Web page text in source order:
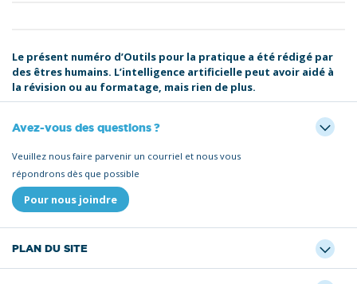
Le présent numéro d’Outils pour la pratique a été rédigé par
des êtres humains. L’intelligence artificielle peut avoir aidé à
la révision ou au formatage, mais rien de plus.
Avez-vous des questions ?
Veuillez nous faire parvenir un courriel et nous vous
répondrons dès que possible
Pour nous joindre
PLAN DU SITE